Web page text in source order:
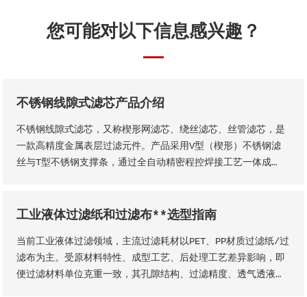
您可能对以下信息感兴趣？
不锈钢线隙式滤芯产品介绍
不锈钢线隙式滤芯，又称楔形网滤芯、绕丝滤芯​、丝管滤芯，是
一款高精度金属表层过滤元件。产品采用V型（楔形）不锈钢滤
丝与T型不锈钢支撑条，通过全自动精密程控焊接工艺一体成
异型滤芯等多种结构，且支持滤缝规格、丝径尺寸等核心参数个
润、过滤精度稳定、机械强度高、经久耐用等核心品质优势。
工业液体过滤纸和过滤布**选型指南
当前工业液体过滤领域，主流过滤耗材以PET、PP材质过滤纸/过
滤布为主。受原材料特性、成型工艺、后处理工艺差异影响，即
便过滤材料单位克重一致，其孔隙结构、过滤精度、透气透液性